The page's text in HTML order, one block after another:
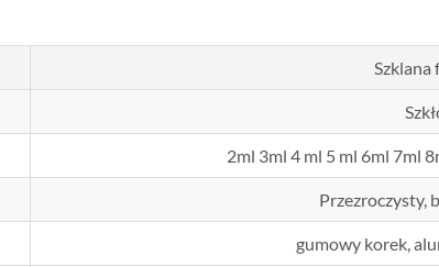
Szklana
2ml 3ml 4 ml 5 ml 6ml 7ml
Przezroczysty,
gumowy korek,